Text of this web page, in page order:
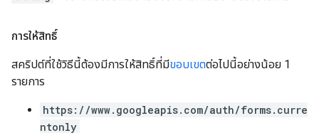
การให้สิทธิ์
สคริปต์ที่ใช้วิธีนี้ต้องมีการให้สิทธิ์ที่มีขอบเขตต่อไปนี้อย่างน้อย 1
รายการ
https://www.googleapis.com/auth/forms.curre
ntonly